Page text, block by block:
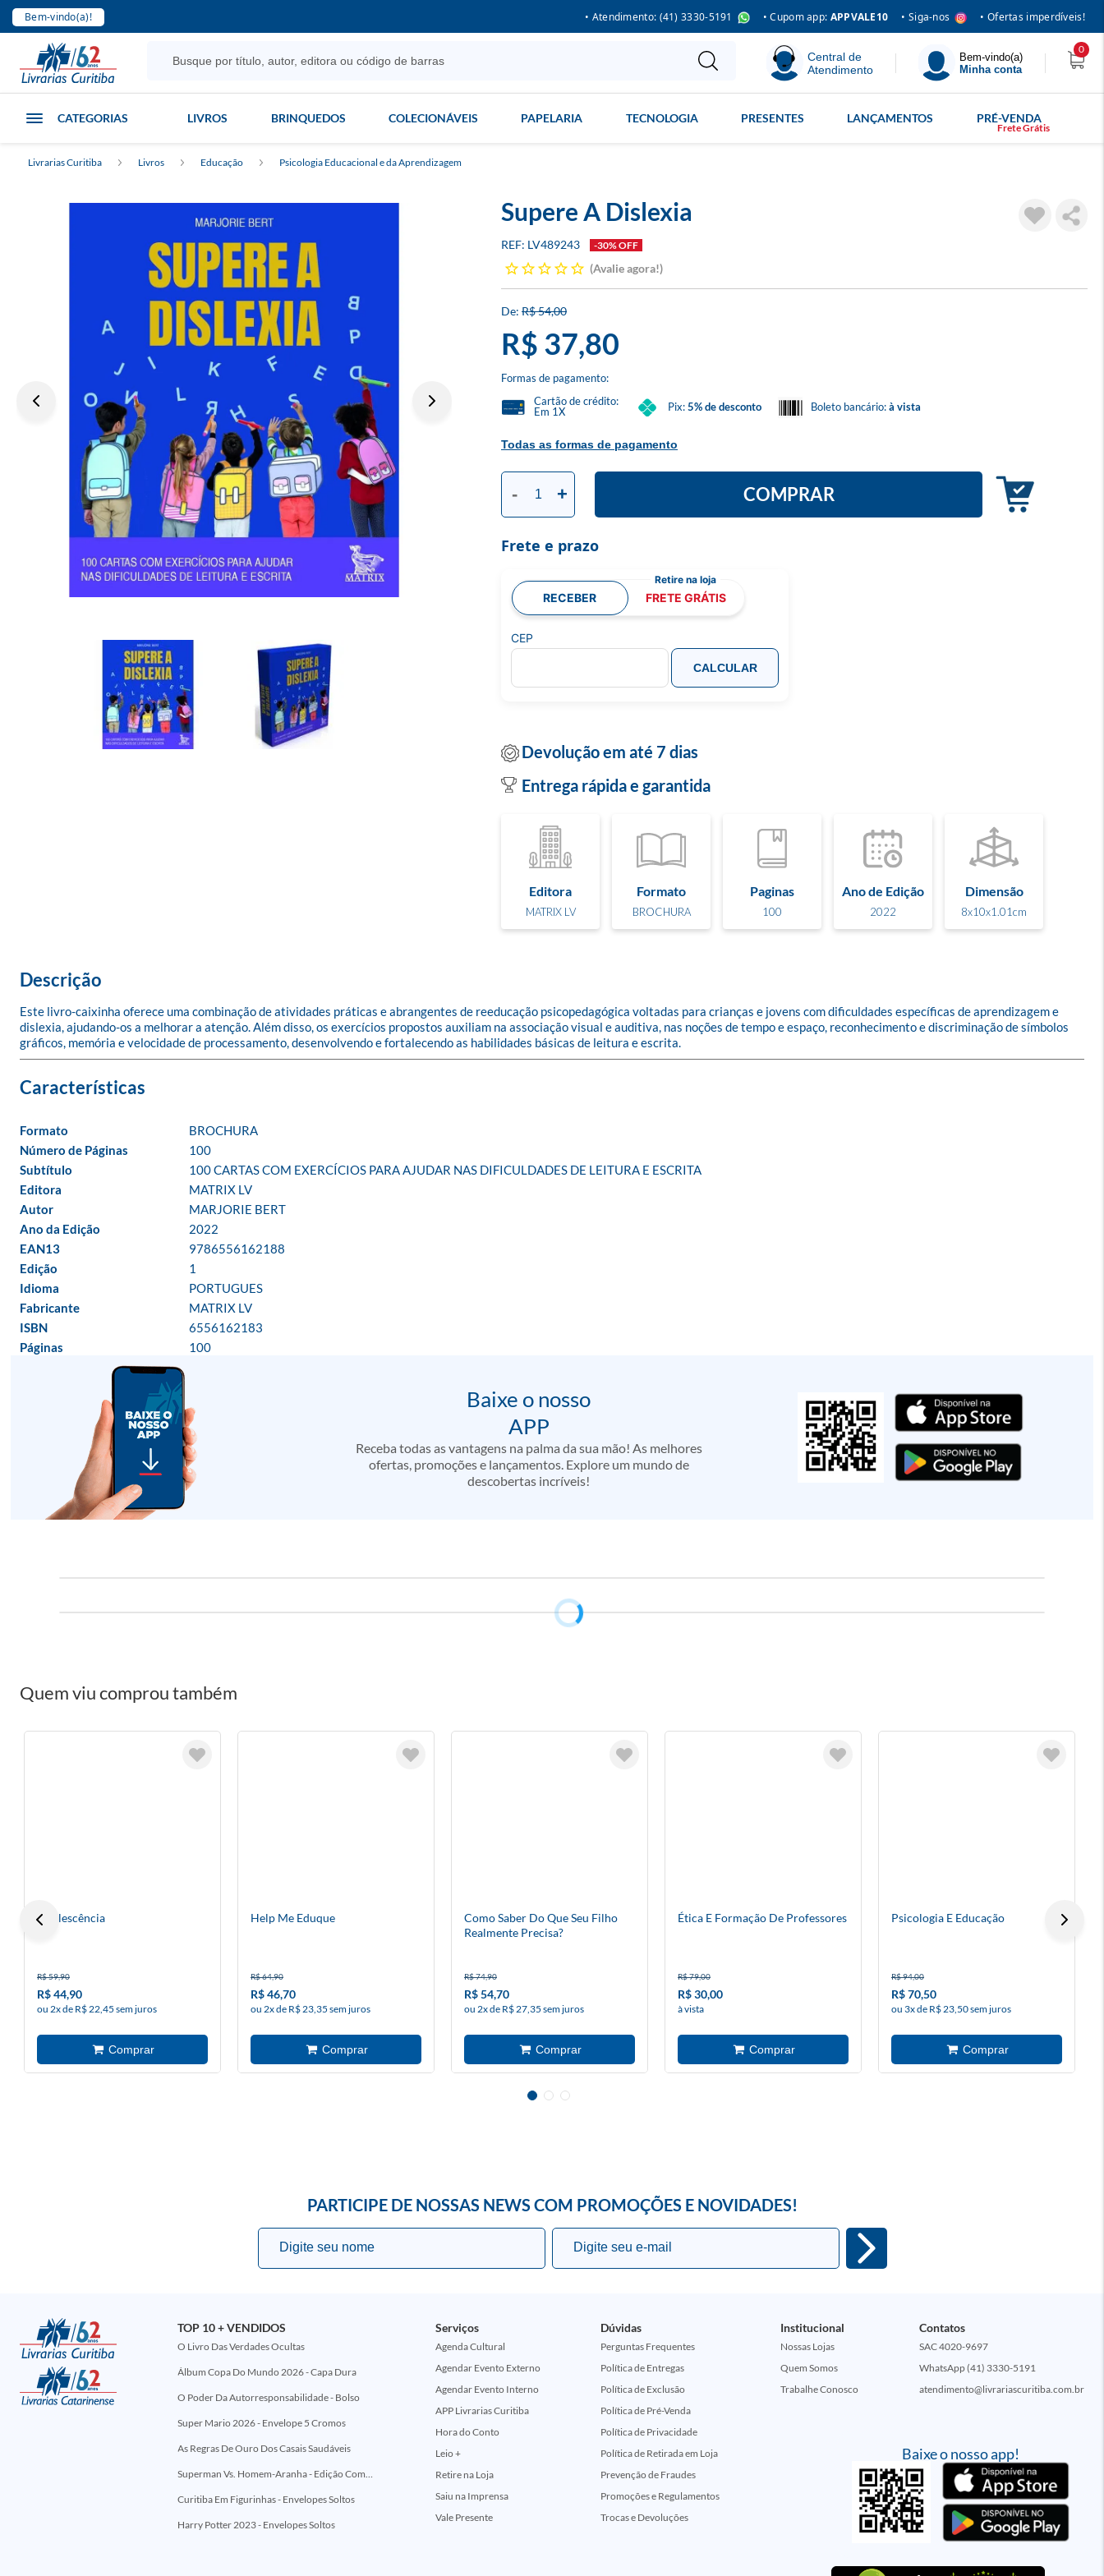
Bem-vindo(a)! • Atendimento: (41) 3330-5191 • Cupom app: APPVALE10 • Siga-nos • Ofertas imperdíveis!
Central de
Atendimento
Bem-vindo(a)
Minha conta
0
CATEGORIAS LIVROS BRINQUEDOS COLECIONÁVEIS PAPELARIA TECNOLOGIA PRESENTES LANÇAMENTOS PRÉ-VENDA
Livrarias Curitiba Livros Educação Psicologia Educacional e da Aprendizagem
Supere A Dislexia
LV489243 -30% OFF
Avalie agora!
R$ 54,00
R$ 37,80
Formas de pagamento:
Todas as formas de pagamento
Cartão de crédito:
Em 1X
Pix:5% de desconto Boleto bancário:à vista
- + COMPRAR
Frete e prazo
RECEBER FRETE GRÁTIS
CEP
CALCULAR
Devolução em até 7 dias
Entrega rápida e garantida
Editora
MATRIX LV
Formato
BROCHURA
Paginas
100
Ano de Edição
2022
Dimensão
8x10x1.01cm
Descrição
Este livro-caixinha oferece uma combinação de atividades práticas e abrangentes de reeducação psicopedagógica voltadas para crianças e jovens com dificuldades específicas de aprendizagem e
dislexia, ajudando-os a melhorar a atenção. Além disso, os exercícios propostos auxiliam na associação visual e auditiva, nas noções de tempo e espaço, reconhecimento e discriminação de símbolos
gráficos, memória e velocidade de processamento, desenvolvendo e fortalecendo as habilidades básicas de leitura e escrita.
Formato
BROCHURA
Número de Páginas
100
Subtítulo
100 CARTAS COM EXERCÍCIOS PARA AJUDAR NAS DIFICULDADES DE LEITURA E ESCRITA
Editora
MATRIX LV
Autor
MARJORIE BERT
Ano da Edição
2022
EAN13
9786556162188
Edição
1
Idioma
PORTUGUES
Fabricante
MATRIX LV
ISBN
6556162183
Páginas
100
Baixe o nosso
APP
Receba todas as vantagens na palma da sua mão! As melhores
ofertas, promoções e lançamentos. Explore um mundo de
descobertas incríveis!
Quem viu comprou também
Adolescência
R$ 59,90
R$ 44,90
ou 2x de R$ 22,45 sem juros
Help Me Eduque
R$ 64,90
R$ 46,70
ou 2x de R$ 23,35 sem juros
Como Saber Do Que Seu Filho
Realmente Precisa?
R$ 74,90
R$ 54,70
ou 2x de R$ 27,35 sem juros
Ética E Formação De Professores
R$ 79,00
R$ 30,00
à vista
Psicologia E Educação
R$ 94,00
R$ 70,50
ou 3x de R$ 23,50 sem juros
PARTICIPE DE NOSSAS NEWS COM PROMOÇÕES E NOVIDADES!
Baixe o nosso app!
TOP 10 + VENDIDOS
O Livro Das Verdades Ocultas
Álbum Copa Do Mundo 2026 - Capa Dura
O Poder Da Autorresponsabilidade - Bolso
Super Mario 2026 - Envelope 5 Cromos
As Regras De Ouro Dos Casais Saudáveis
Superman Vs. Homem-Aranha - Edição Comemorativa 50 Anos (Encontros Clássicos Dc E Marvel)
Curitiba Em Figurinhas - Envelopes Soltos
Harry Potter 2023 - Envelopes Soltos
Serviços
Agenda Cultural
Agendar Evento Externo
Agendar Evento Interno
APP Livrarias Curitiba
Hora do Conto
Leio +
Retire na Loja
Saiu na Imprensa
Vale Presente
Dúvidas
Perguntas Frequentes
Política de Entregas
Política de Exclusão
Política de Pré-Venda
Política de Privacidade
Política de Retirada em Loja
Prevenção de Fraudes
Promoções e Regulamentos
Trocas e Devoluções
Institucional
Nossas Lojas
Quem Somos
Trabalhe Conosco
Contatos
SAC 4020-9697
WhatsApp (41) 3330-5191
atendimento@livrariascuritiba.com.br